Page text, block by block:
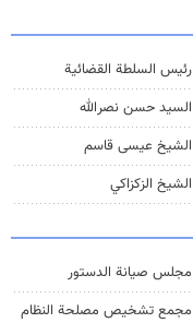
رئیس السلطة القضائیة
السيد حسن نصرالله
الشيخ عيسى قاسم
الشيخ الزكزاكي
مجلس صيانة الدستور
مجمع تشخيص مصلحة النظام